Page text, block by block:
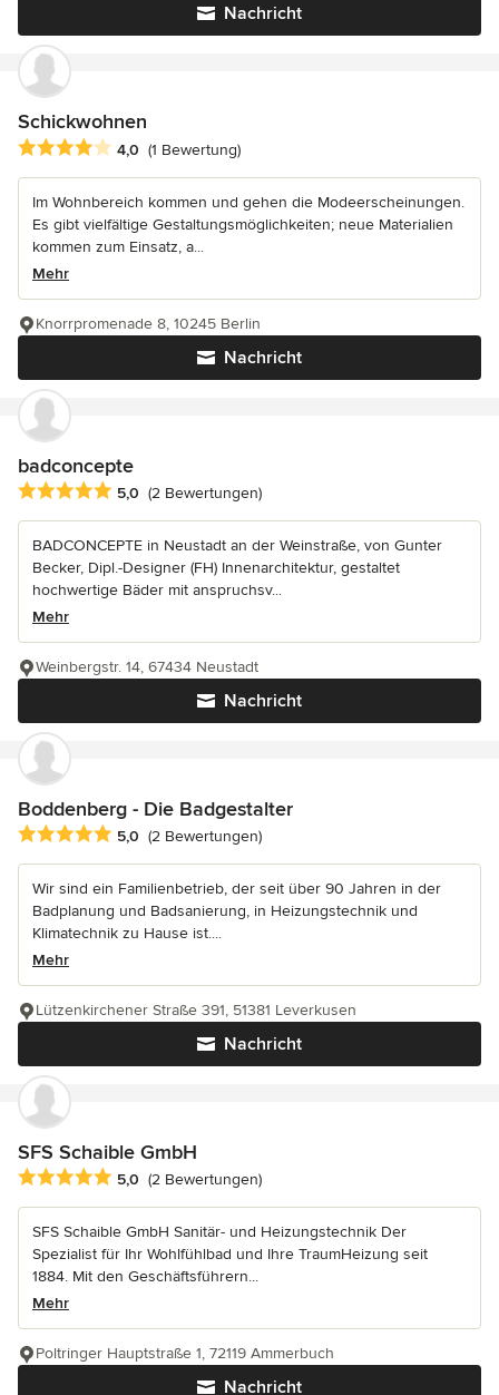
Nachricht
Schickwohnen
Durchschnittliche Bewertung: 4 von 5 Sternen
4,0 (1 Bewertung)
Im Wohnbereich kommen und gehen die Modeerscheinungen.
Es gibt vielfältige Gestaltungsmöglichkeiten; neue Materialien
kommen zum Einsatz, a...
Mehr
Nachricht
Knorrpromenade 8, 10245 Berlin
badconcepte
Durchschnittliche Bewertung: 5 von 5 Sternen
5,0 (2 Bewertungen)
BADCONCEPTE in Neustadt an der Weinstraße, von Gunter
Becker, Dipl.-Designer (FH) Innenarchitektur, gestaltet
hochwertige Bäder mit anspruchsv...
Mehr
Nachricht
Weinbergstr. 14, 67434 Neustadt
Boddenberg - Die Badgestalter
Durchschnittliche Bewertung: 5 von 5 Sternen
5,0 (2 Bewertungen)
Wir sind ein Familienbetrieb, der seit über 90 Jahren in der
Badplanung und Badsanierung, in Heizungstechnik und
Klimatechnik zu Hause ist....
Mehr
Nachricht
Lützenkirchener Straße 391, 51381 Leverkusen
SFS Schaible GmbH
Durchschnittliche Bewertung: 5 von 5 Sternen
5,0 (2 Bewertungen)
SFS Schaible GmbH Sanitär- und Heizungstechnik Der
Spezialist für Ihr Wohlfühlbad und Ihre TraumHeizung seit
1884. Mit den Geschäftsführern...
Mehr
Nachricht
Poltringer Hauptstraße 1, 72119 Ammerbuch